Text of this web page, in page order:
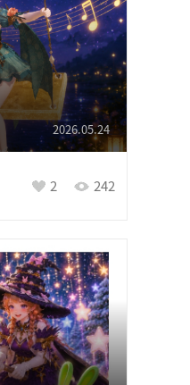
2 242
2026.05.24